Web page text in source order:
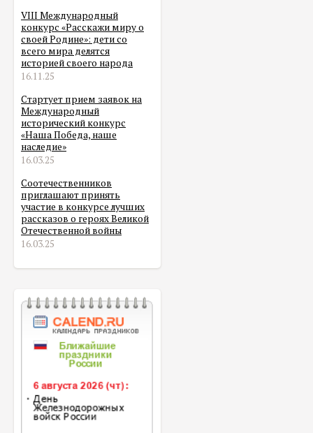
VIII Международный
конкурс «Расскажи миру о
своей Родине»: дети со
всего мира делятся
историей своего народа
16.11.25
Стартует прием заявок на
Международный
исторический конкурс
«Наша Победа, наше
наследие»
16.03.25
Соотечественников
приглашают принять
участие в конкурсе лучших
рассказов о героях Великой
Отечественной войны
16.03.25